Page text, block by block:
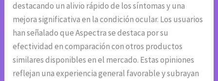
destacando un alivio rápido de los síntomas y una
mejora significativa en la condición ocular. Los usuarios
han señalado que Aspectra se destaca por su
efectividad en comparación con otros productos
similares disponibles en el mercado. Estas opiniones
reflejan una experiencia general favorable y subrayan